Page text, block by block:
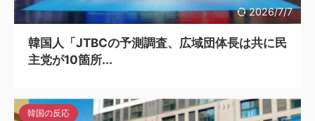
2026/7/7
韓国人「JTBCの予測調査、広域団体長は共に民
主党が10箇所...
韓国の反応